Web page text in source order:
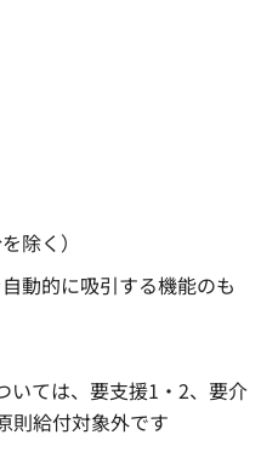
除く）
動的に吸引する機能のも
いては、要支援1・2、要介
則給付対象外です